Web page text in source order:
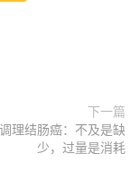
无力，但还能缓慢
来越痛，也更加乏
格林巴利综合症，
下一篇
理结肠癌：不及是缺
少，过量是消耗